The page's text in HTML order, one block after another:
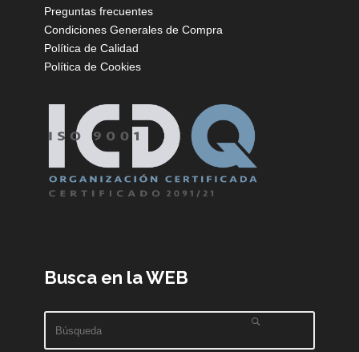
Preguntas frecuentes
Condiciones Generales de Compra
Política de Calidad
Política de Cookies
Busca en la WEB